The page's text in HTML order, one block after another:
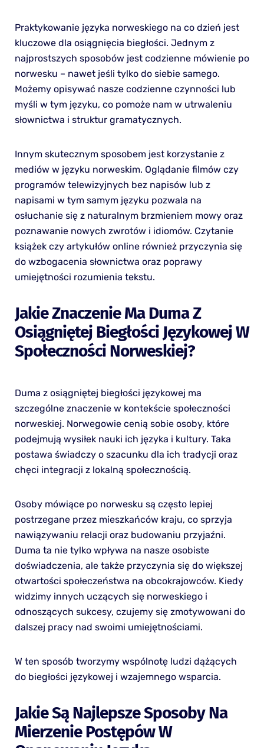
Praktykowanie języka norweskiego na co dzień jest
kluczowe dla osiągnięcia biegłości. Jednym z
najprostszych sposobów jest codzienne mówienie po
norwesku – nawet jeśli tylko do siebie samego.
Możemy opisywać nasze codzienne czynności lub
myśli w tym języku, co pomoże nam w utrwaleniu
słownictwa i struktur gramatycznych.
Innym skutecznym sposobem jest korzystanie z
mediów w języku norweskim. Oglądanie filmów czy
programów telewizyjnych bez napisów lub z
napisami w tym samym języku pozwala na
osłuchanie się z naturalnym brzmieniem mowy oraz
poznawanie nowych zwrotów i idiomów. Czytanie
książek czy artykułów online również przyczynia się
do wzbogacenia słownictwa oraz poprawy
umiejętności rozumienia tekstu.
Jakie Znaczenie Ma Duma Z
Osiągniętej Biegłości Językowej W
Społeczności Norweskiej?
Duma z osiągniętej biegłości językowej ma
szczególne znaczenie w kontekście społeczności
norweskiej. Norwegowie cenią sobie osoby, które
podejmują wysiłek nauki ich języka i kultury. Taka
postawa świadczy o szacunku dla ich tradycji oraz
chęci integracji z lokalną społecznością.
Osoby mówiące po norwesku są często lepiej
postrzegane przez mieszkańców kraju, co sprzyja
nawiązywaniu relacji oraz budowaniu przyjaźni.
Duma ta nie tylko wpływa na nasze osobiste
doświadczenia, ale także przyczynia się do większej
otwartości społeczeństwa na obcokrajowców. Kiedy
widzimy innych uczących się norweskiego i
odnoszących sukcesy, czujemy się zmotywowani do
dalszej pracy nad swoimi umiejętnościami.
W ten sposób tworzymy wspólnotę ludzi dążących
do biegłości językowej i wzajemnego wsparcia.
Jakie Są Najlepsze Sposoby Na
Mierzenie Postępów W